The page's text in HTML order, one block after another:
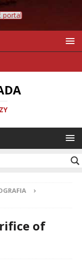
portal
of